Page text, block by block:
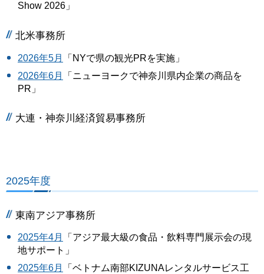
Show 2026」
北米事務所
2026年5月
「NYで県の観光PRを実施」
2026年6月
「ニューヨークで神奈川県内企業の商品を
PR」
大連・神奈川経済貿易事務所
2025年度
東南アジア事務所
2025年4月
「アジア最大級の食品・飲料専門展示会の現
地サポート」
2025年6月
「ベトナム南部KIZUNAレンタルサービス工